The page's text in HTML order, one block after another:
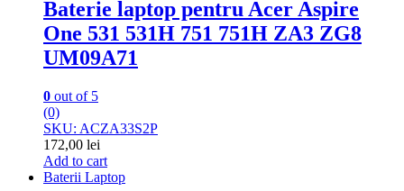
Baterie laptop pentru Acer Aspire
One 531 531H 751 751H ZA3 ZG8
UM09A71
0 out of 5
(0)
SKU: ACZA33S2P
172,00 lei
Add to cart
Baterii Laptop